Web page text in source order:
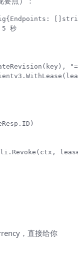
秒
，直接给你